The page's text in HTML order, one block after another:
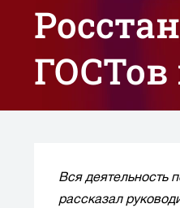
ГОСТов
Вся деятельность
рассказал